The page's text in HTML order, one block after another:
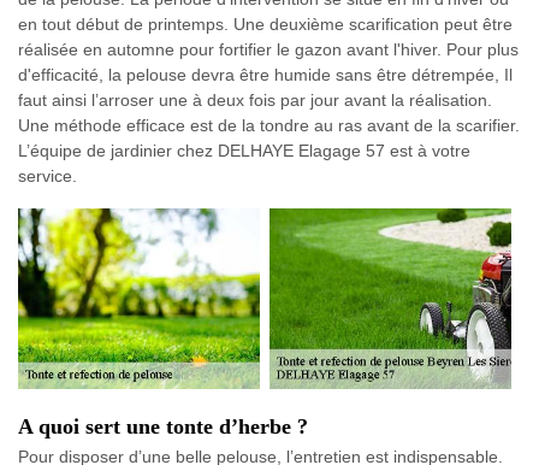
en tout début de printemps. Une deuxième scarification peut être
réalisée en automne pour fortifier le gazon avant l'hiver. Pour plus
d'efficacité, la pelouse devra être humide sans être détrempée, Il
faut ainsi l’arroser une à deux fois par jour avant la réalisation.
Une méthode efficace est de la tondre au ras avant de la scarifier.
L’équipe de jardinier chez DELHAYE Elagage 57 est à votre
service.
A quoi sert une tonte d’herbe ?
Pour disposer d’une belle pelouse, l’entretien est indispensable.